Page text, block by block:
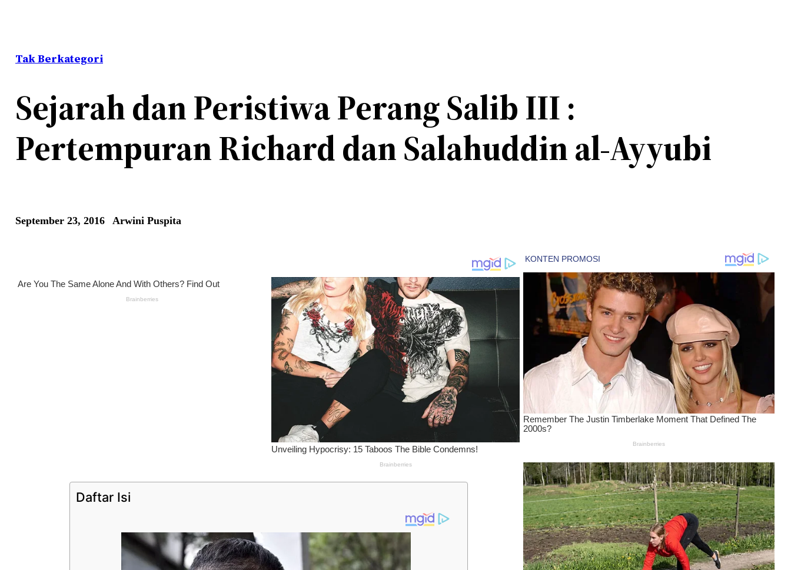
Tak Berkategori
Sejarah dan Peristiwa Perang Salib III :
Pertempuran Richard dan Salahuddin al-Ayyubi
September 23, 2016 Arwini Puspita
Daftar Isi